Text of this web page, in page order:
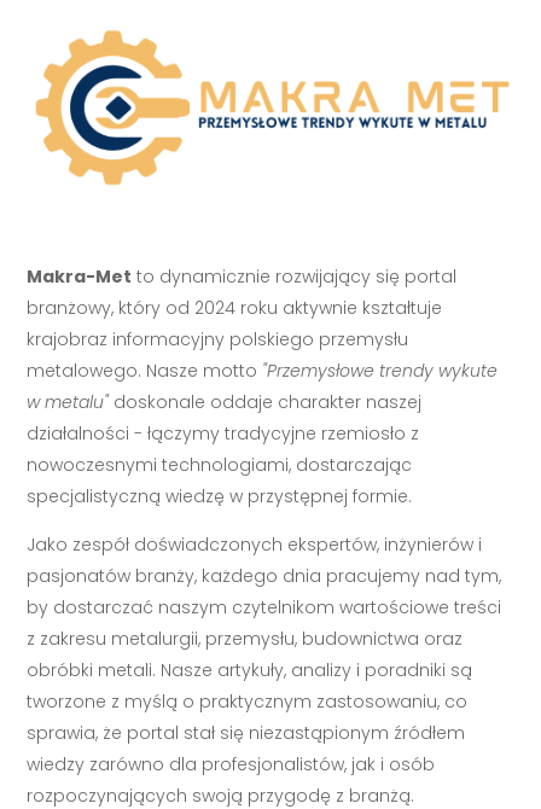
Makra-Met to dynamicznie rozwijający się portal
branżowy, który od 2024 roku aktywnie kształtuje
krajobraz informacyjny polskiego przemysłu
metalowego. Nasze motto "Przemysłowe trendy wykute
w metalu"doskonale oddaje charakter naszej
działalności - łączymy tradycyjne rzemiosło z
nowoczesnymi technologiami, dostarczając
specjalistyczną wiedzę w przystępnej formie.
Jako zespół doświadczonych ekspertów, inżynierów i
pasjonatów branży, każdego dnia pracujemy nad tym,
by dostarczać naszym czytelnikom wartościowe treści
z zakresu metalurgii, przemysłu, budownictwa oraz
obróbki metali. Nasze artykuły, analizy i poradniki są
tworzone z myślą o praktycznym zastosowaniu, co
sprawia, że portal stał się niezastąpionym źródłem
wiedzy zarówno dla profesjonalistów, jak i osób
rozpoczynających swoją przygodę z branżą.